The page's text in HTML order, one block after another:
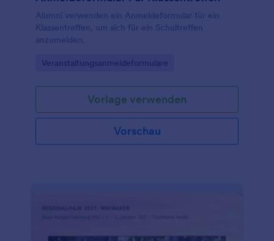
Alumni verwenden ein Anmeldeformular für ein
Klassentreffen, um sich für ein Schultreffen
anzumelden.
Go to Category:
Veranstaltungsanmeldeformulare
Vorlage verwenden
Vorschau